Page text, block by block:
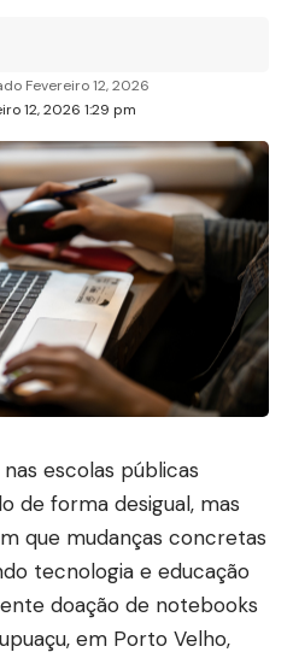
12, 2026 1:29 pm
Fevereiro 12, 2026
escolas públicas
de forma desigual, mas
que mudanças concretas
tecnologia e educação
doação de notebooks
em Porto Velho,